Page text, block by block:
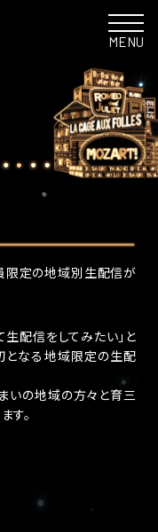
MENU
限定の地域別生配信が
配信をしてみたい」と
となる地域限定の生配
いの地域の方々と育三
す。